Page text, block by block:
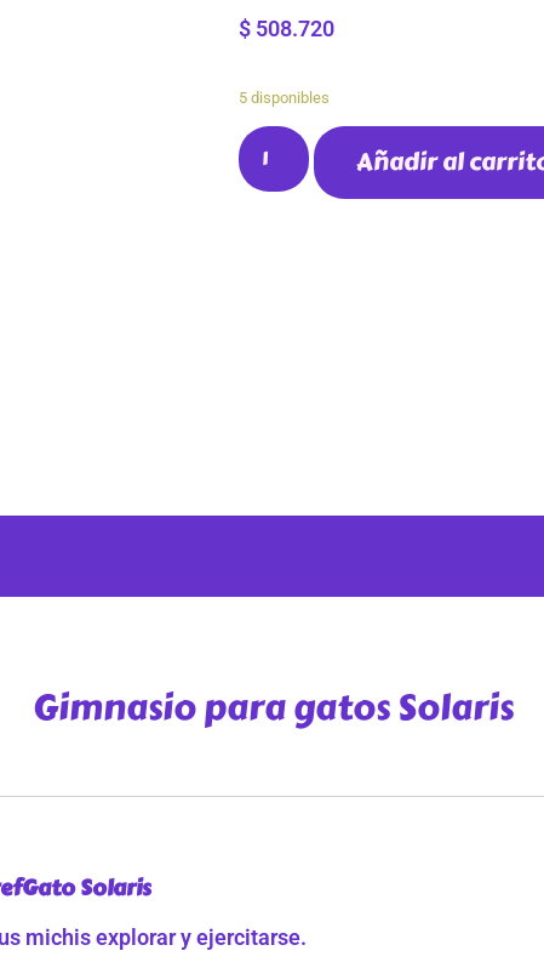
$508.720
5 disponibles
Añadir al
Gimnasio para gatos Solaris
Solaris
michis explorar y ejercitarse.